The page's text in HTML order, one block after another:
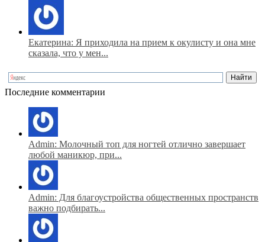
Екатерина: Я приходила на прием к окулисту и она мне
сказала, что у мен...
Последние комментарии
Admin: Молочный топ для ногтей отлично завершает
любой маникюр, при...
Admin: Для благоустройства общественных пространств
важно подбирать...